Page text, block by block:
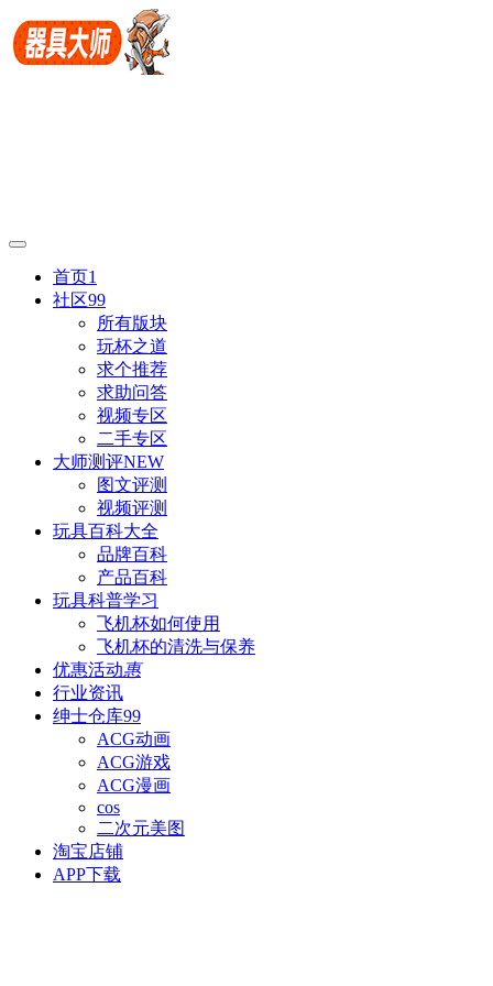
首页1
社区99
所有版块
玩杯之道
求个推荐
求助问答
视频专区
二手专区
大师测评NEW
图文评测
视频评测
玩具百科大全
品牌百科
产品百科
玩具科普学习
飞机杯如何使用
飞机杯的清洗与保养
优惠活动惠
行业资讯
绅士仓库99
ACG动画
ACG游戏
ACG漫画
cos
二次元美图
淘宝店铺
APP下载